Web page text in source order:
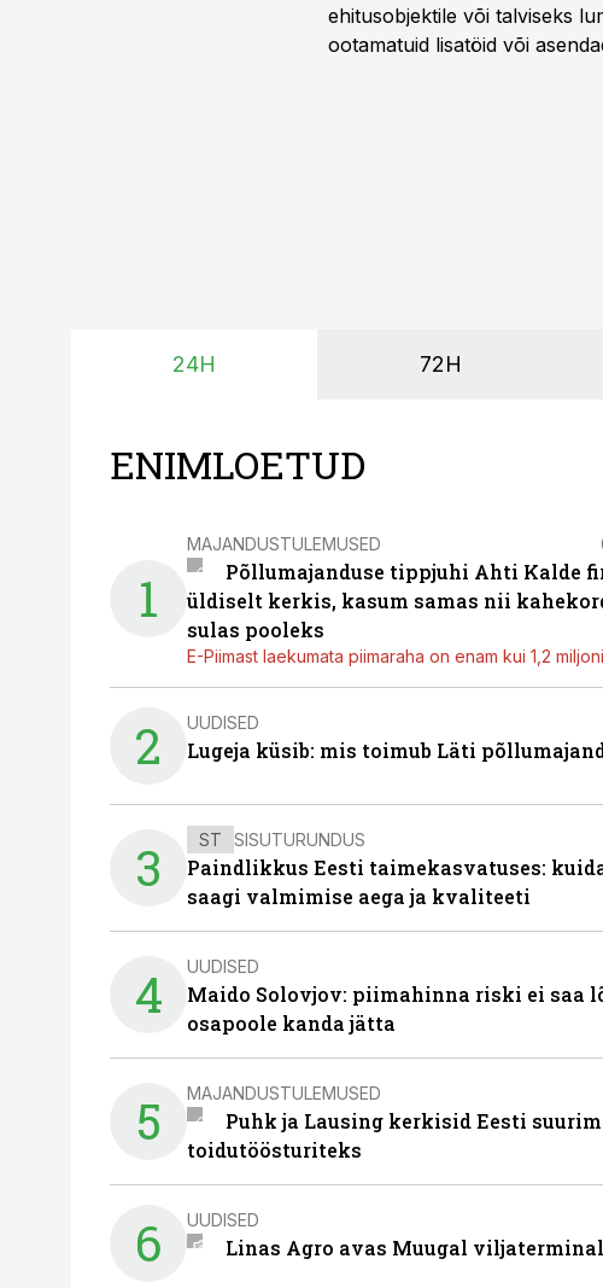
ehitusobjektile või talviseks
ootamatuid lisatöid või
24H 72H
ENIMLOETUD
1
MAJANDUSTULEMUSED
Põllumajanduse tippjuhi Ahti Kalde
üldiselt kerkis, kasum samas nii
sulas pooleks
E-Piimast laekumata piimaraha on enam kui 1,2
2 UUDISED
Lugeja küsib: mis toimub Läti
3 ST SISUTURUNDUS
Paindlikkus Eesti taimekasvatuses:
saagi valmimise aega ja kvaliteeti
4 UUDISED
Maido Solovjov: piimahinna riski ei saa
osapoole kanda jätta
5 MAJANDUSTULEMUSED
Puhk ja Lausing kerkisid Eesti
toidutöösturiteks
6 UUDISED
Linas Agro avas Muugal